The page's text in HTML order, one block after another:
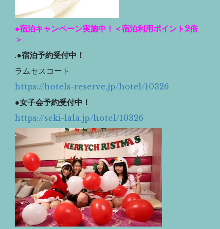
●宿泊キャンペーン実施中！＜宿泊利用ポイント2倍
＞
.●宿泊予約受付中！
ラムセスコート
https://hotels-reserve.jp/hotel/10326
●女子会予約受付中！
https://seki-lala.jp/hotel/10326